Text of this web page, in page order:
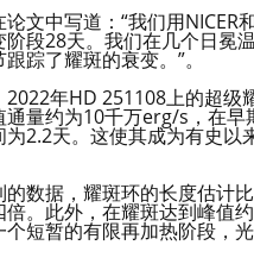
文中写道：“我们用NICER
阶段28天。我们在几个日冕
踪了耀斑的衰变。”。
2022年HD 251108上的超级
通量约为10千万erg/s，在早
为2.2天。这使其成为有史以
的数据，耀斑环的长度估计
倍。此外，在耀斑达到峰值
个短暂的有限再加热阶段，